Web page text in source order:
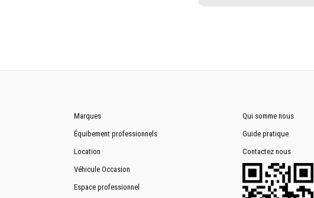
195R15C
Acier / Jantes aluminium en option
Marques
Équibement professionnels
Location
Véhicule Occasion
Espace professionnel
Qui somme nous
Guide pratique
Contactez nous